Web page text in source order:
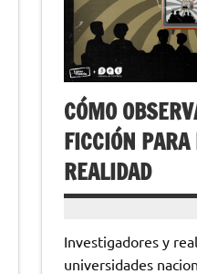
CÓMO
FICCIÓN
REALIDAD
Investigadores y
universidades